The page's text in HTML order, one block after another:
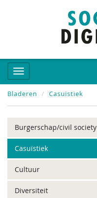
Bladeren Casuïstiek
Burgerschap/civil society
Casuïstiek
Cultuur
Diversiteit